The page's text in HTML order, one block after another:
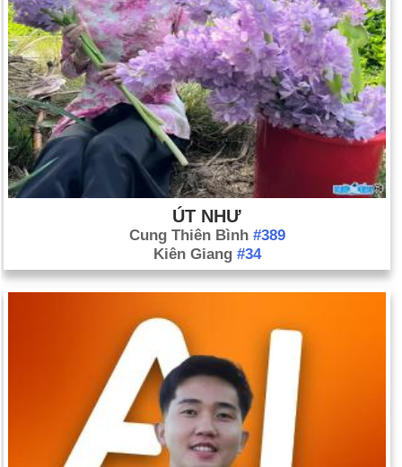
ÚT NHƯ
Cung Thiên Bình #389
Kiên Giang #34